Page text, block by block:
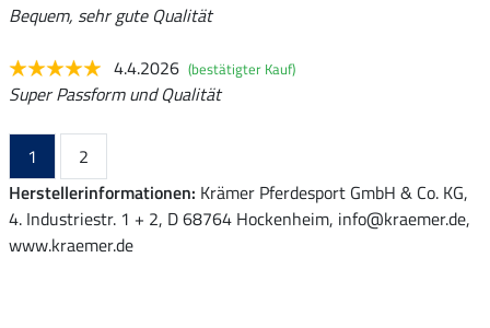
Bequem, sehr gute Qualität
4.4.2026 (bestätigter Kauf)
Super Passform und Qualität
1
2
Herstellerinformationen: Krämer Pferdesport GmbH & Co. KG,
4. Industriestr. 1 + 2, D 68764 Hockenheim, info@kraemer.de,
www.kraemer.de